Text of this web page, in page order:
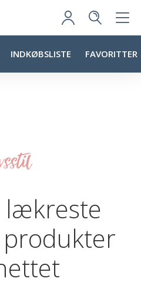
INDKØBSLISTE FAVORITTER
lækreste
produkter